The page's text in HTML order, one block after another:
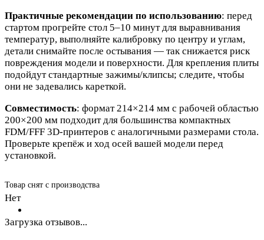
Практичные рекомендации по использованию: перед
стартом прогрейте стол 5–10 минут для выравнивания
температур, выполняйте калибровку по центру и углам,
детали снимайте после остывания — так снижается риск
повреждения модели и поверхности. Для крепления плиты
подойдут стандартные зажимы/клипсы; следите, чтобы
они не задевались кареткой.
Совместимость: формат 214×214 мм с рабочей областью
200×200 мм подходит для большинства компактных
FDM/FFF 3D‑принтеров с аналогичными размерами стола.
Проверьте крепёж и ход осей вашей модели перед
установкой.
Товар снят с производства
Нет
Загрузка отзывов...